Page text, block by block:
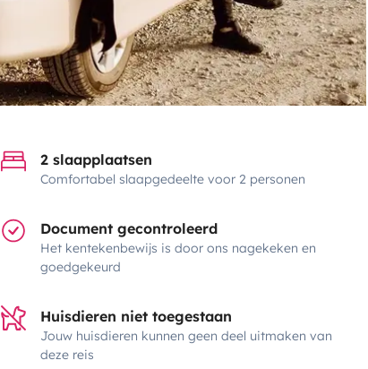
2 slaapplaatsen
Comfortabel slaapgedeelte voor 2 personen
Document gecontroleerd
Het kentekenbewijs is door ons nagekeken en
goedgekeurd
Huisdieren niet toegestaan
Jouw huisdieren kunnen geen deel uitmaken van
deze reis